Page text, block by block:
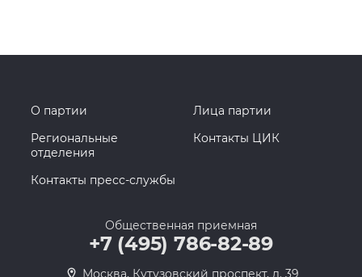
О партии
Лица партии
Региональные
отделения
Контакты ЦИК
Контакты пресс-службы
Общественная приемная
+7 (495) 786-82-89
Москва, Кутузовский проспект, д. 39